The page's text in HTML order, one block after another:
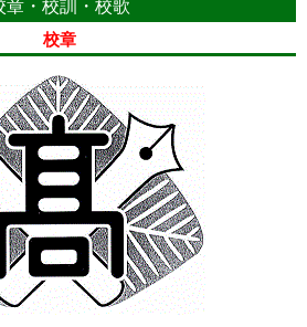
章・校訓・校歌
校章